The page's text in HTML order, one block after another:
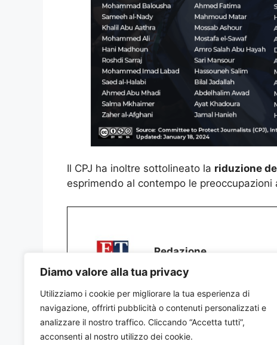
Diamo valore alla tua privacy
Utilizziamo i cookie per migliorare la tua esperienza di
navigazione, offrirti pubblicità o contenuti personalizzati e
analizzare il nostro traffico. Cliccando “Accetta tutti”,
acconsenti al nostro utilizzo dei cookie.
Il CPJ ha inoltre sottolineato la riduzione
esprimendo al contempo le
Redazione